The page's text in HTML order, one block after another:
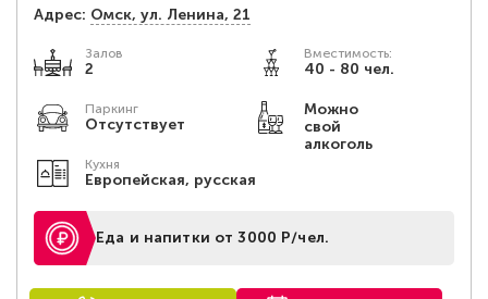
Адрес: Омск, ул. Ленина, 21
Залов
2
Вместимость:
40 - 80 чел.
Паркинг
Отсутствует
Можно
свой
алкоголь
Кухня
Европейская, русская
Еда и напитки от 3000 Р/чел.